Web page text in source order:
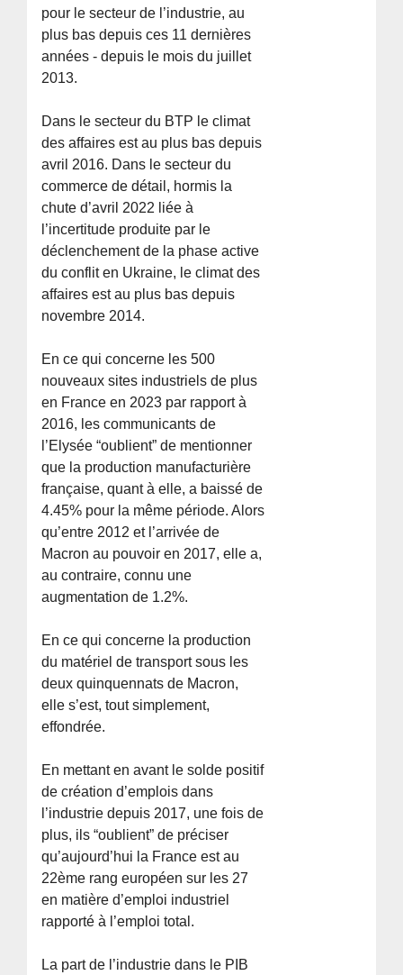
pour le secteur de l’industrie, au
plus bas depuis ces 11 dernières
années - depuis le mois du juillet
2013.
Dans le secteur du BTP le climat
des affaires est au plus bas depuis
avril 2016. Dans le secteur du
commerce de détail, hormis la
chute d’avril 2022 liée à
l’incertitude produite par le
déclenchement de la phase active
du conflit en Ukraine, le climat des
affaires est au plus bas depuis
novembre 2014.
En ce qui concerne les 500
nouveaux sites industriels de plus
en France en 2023 par rapport à
2016, les communicants de
l’Elysée “oublient” de mentionner
que la production manufacturière
française, quant à elle, a baissé de
4.45% pour la même période. Alors
qu’entre 2012 et l’arrivée de
Macron au pouvoir en 2017, elle a,
au contraire, connu une
augmentation de 1.2%.
En ce qui concerne la production
du matériel de transport sous les
deux quinquennats de Macron,
elle s’est, tout simplement,
effondrée.
En mettant en avant le solde positif
de création d’emplois dans
l’industrie depuis 2017, une fois de
plus, ils “oublient” de préciser
qu’aujourd’hui la France est au
22ème rang européen sur les 27
en matière d’emploi industriel
rapporté à l’emploi total.
La part de l’industrie dans le PIB